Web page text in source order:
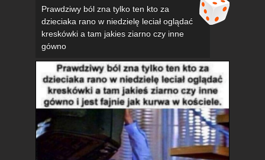
Prawdziwy ból zna tylko ten kto za
dzieciaka rano w niedzielę leciał oglądać
kreskówki a tam jakies ziarno czy inne
gówno